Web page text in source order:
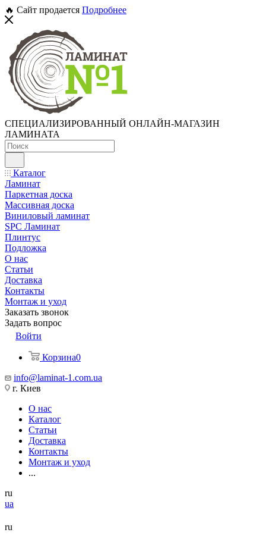
🔥 Сайт продается Подробнее
СПЕЦИАЛИЗИРОВАННЫЙ ОНЛАЙН-МАГАЗИН
ЛАМИНАТА
Каталог
Ламинат
Паркетная доска
Массивная доска
Виниловый ламинат
SPC Ламинат
Плинтус
Подложка
О нас
Статьи
Доставка
Контакты
Монтаж и уход
Заказать звонок
Задать вопрос
Войти
Корзина0
info@laminat-1.com.ua
г. Киев
О нас
Каталог
Статьи
Доставка
Контакты
Монтаж и уход
...
ru
ua
ru